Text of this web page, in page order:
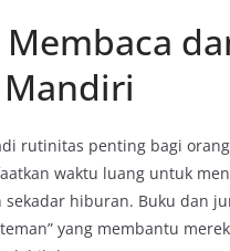
Membaca
rutinitas penting bagi
waktu luang untuk
sekadar hiburan. Buku dan
yang membantu